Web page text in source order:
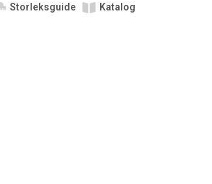
Storleksguide Katalog